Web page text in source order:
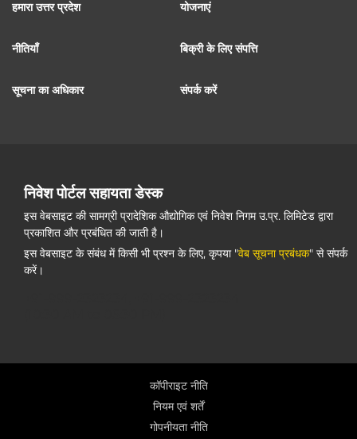
हमारा उत्तर प्रदेश योजनाएं
नीतियाँ बिक्री के लिए संपत्ति
सूचना का अधिकार संपर्क करें
निवेश पोर्टल सहायता डेस्क
इस वेबसाइट की सामग्री प्रादेशिक औद्योगिक एवं निवेश निगम उ.प्र. लिमिटेड द्वारा
प्रकाशित और प्रबंधित की जाती है।
इस वेबसाइट के संबंध में किसी भी प्रश्न के लिए, कृपया "वेब सूचना प्रबंधक" से संपर्क
करें।
कॉपीराइट नीति
नियम एवं शर्तें
गोपनीयता नीति